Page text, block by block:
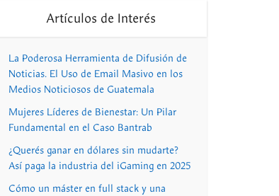
Artículos de Interés
La Poderosa Herramienta de Difusión de
Noticias. El Uso de Email Masivo en los
Medios Noticiosos de Guatemala
Mujeres Líderes de Bienestar: Un Pilar
Fundamental en el Caso Bantrab
¿Querés ganar en dólares sin mudarte?
Así paga la industria del iGaming en 2025
Cómo un máster en full stack y una